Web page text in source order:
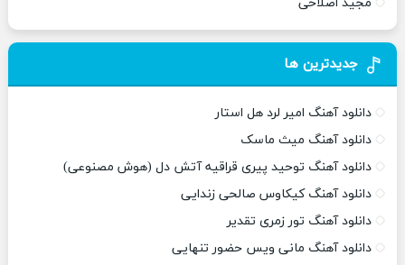
جدیدترین ها
دانلود آهنگ امیر لرد هل استار
دانلود آهنگ میث ماسک
دانلود آهنگ توحید پیری قراقیه آتش دل (هوش مصنوعی)
دانلود آهنگ کیکاوس صالحی زندایی
دانلود آهنگ تور زمری تقدیر
دانلود آهنگ مانی ویس حضور تنهایی